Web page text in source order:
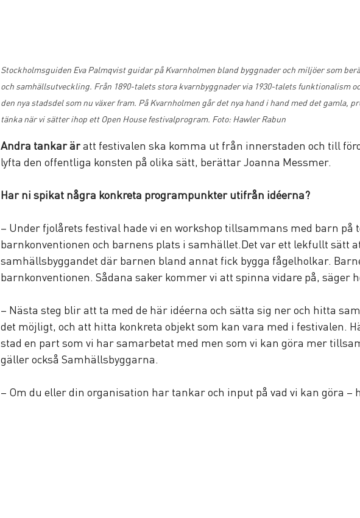
Stockholmsguiden Eva Palmqvist guidar på Kvarnholmen bland byggnader och miljöer som
och samhällsutveckling. Från 1890-talets stora kvarnbyggnader via 1930-talets funktionalism
den nya stadsdel som nu växer fram. På Kvarnholmen går det nya hand i hand med det gamla,
tänka när vi sätter ihop ett Open House festivalprogram. Foto: Hawler Rabun
Andra tankar är att festivalen ska komma ut från innerstaden och till
lyfta den offentliga konsten på olika sätt, berättar Joanna Messmer.
Har ni spikat några konkreta programpunkter utifrån idéerna?
– Under fjolårets festival hade vi en workshop tillsammans med barn på
barnkonventionen och barnens plats i samhället.Det var ett lekfullt sätt
samhällsbyggandet där barnen bland annat fick bygga fågelholkar.
barnkonventionen. Sådana saker kommer vi att spinna vidare på, säger
– Nästa steg blir att ta med de här idéerna och sätta sig ner och hitta
det möjligt, och att hitta konkreta objekt som kan vara med i festivalen.
stad en part som vi har samarbetat med men som vi kan göra mer
gäller också Samhällsbyggarna.
– Om du eller din organisation har tankar och input på vad vi kan göra –